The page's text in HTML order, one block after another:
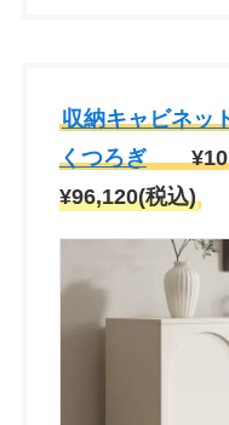
収納キャビネッ
くつろぎ
¥96,120(税込)